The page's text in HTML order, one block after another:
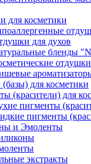
для косметики
для духов
бленды
отдушки
для косметики
(красители) для
пигменты
пигменты
и Эмоленты
экстракты